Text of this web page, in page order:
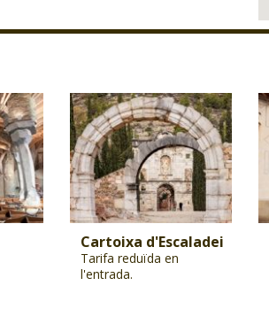
Cartoixa d'Escaladei
Tarifa reduïda en
l'entrada.